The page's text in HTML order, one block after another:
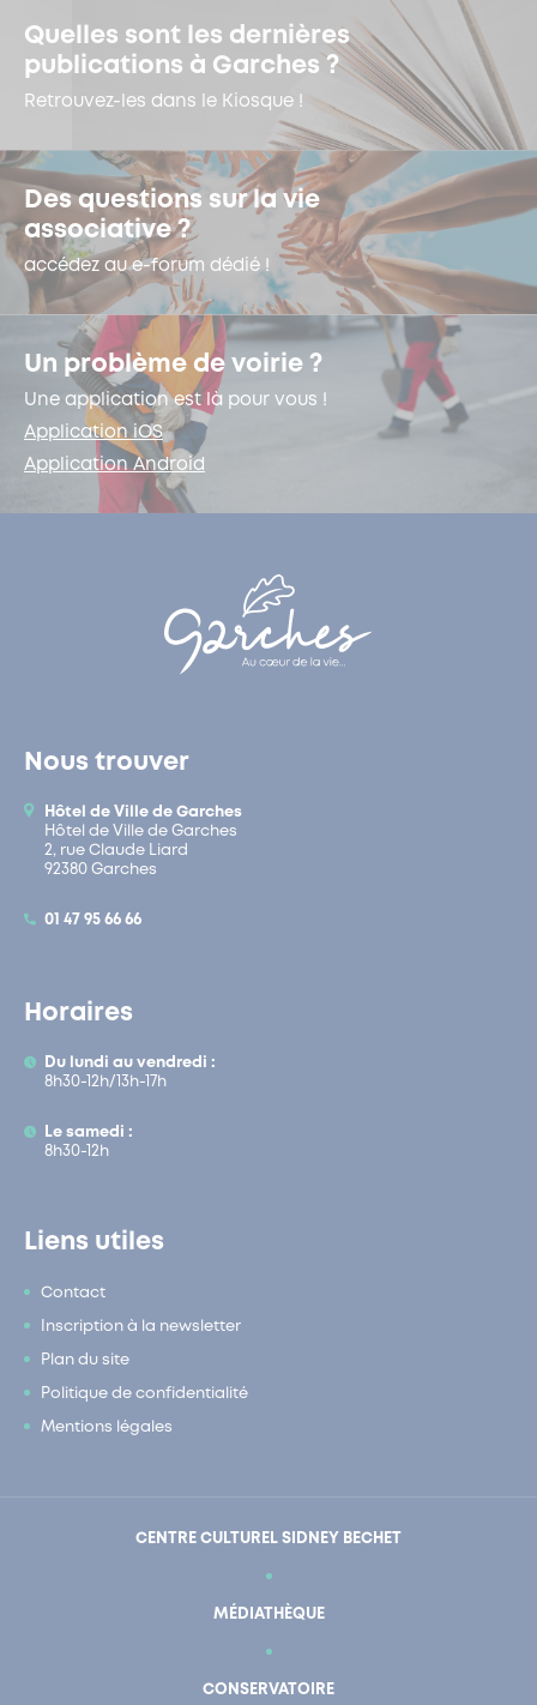
Quelles sont les dernières
publications à Garches ?
Retrouvez-les dans le Kiosque !
Des questions sur la vie
associative ?
accédez au e-forum dédié !
Un problème de voirie ?
Une application est là pour vous !
Application iOS
Application Android
Nous trouver
Hôtel de Ville de Garches
Hôtel de Ville de Garches
2, rue Claude Liard
92380 Garches
01 47 95 66 66
Horaires
Du lundi au vendredi :
8h30-12h/13h-17h
Le samedi :
8h30-12h
Liens utiles
Contact
Inscription à la newsletter
Plan du site
Politique de confidentialité
Mentions légales
CENTRE CULTUREL SIDNEY BECHET
MÉDIATHÈQUE
CONSERVATOIRE